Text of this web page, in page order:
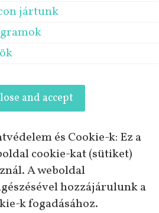
jártunk
és Cookie-k: Ez a
cookie-kat (sütiket)
A weboldal
hozzájárulunk a
k fogadásához.